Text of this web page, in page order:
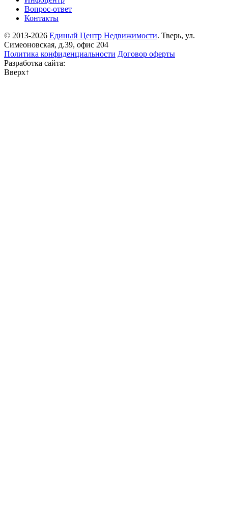
Вопрос-ответ
Контакты
© 2013-2026 Единый Центр Недвижимости. Тверь, ул.
Симеоновская, д.39, офис 204
Политика конфиденциальности Договор оферты
Разработка сайта:
Вверх↑